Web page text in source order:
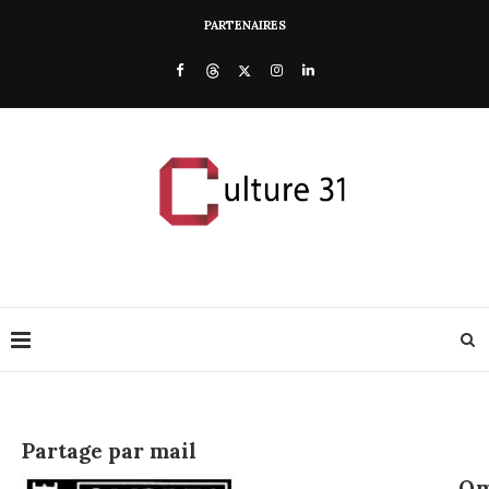
PARTENAIRES
Partage par mail